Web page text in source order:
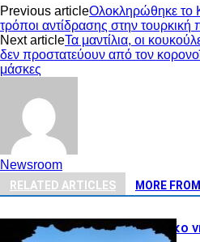
Previous articleΟλοκληρώθηκε το
τρόποι αντίδρασης στην τουρκική
Next articleΤα μαντίλια, οι
δεν προστατεύουν από τον
μάσκες
Newsroom
RELATED ARTICLES MORE
Το κυκλαδίτικο